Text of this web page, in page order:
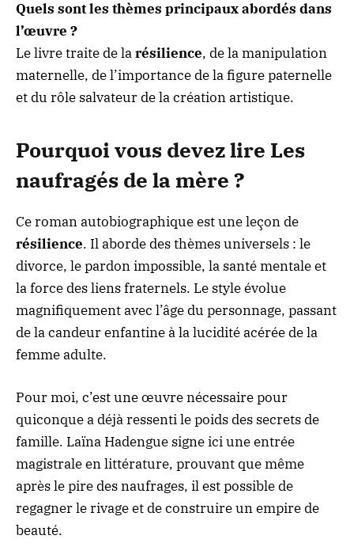
Quels sont les thèmes principaux abordés dans
l’œuvre ?
Le livre traite de larésilience, de la manipulation
maternelle, de l’importance de la figure paternelle
et du rôle salvateur de la création artistique.
Pourquoi vous devez lire Les
naufragés de la mère ?
Ce roman autobiographique est une leçon de
résilience. Il aborde des thèmes universels : le
divorce, le pardon impossible, la santé mentale et
la force des liens fraternels. Le style évolue
magnifiquement avec l’âge du personnage, passant
de la candeur enfantine à la lucidité acérée de la
femme adulte.
Pour moi, c’est une œuvre nécessaire pour
quiconque a déjà ressenti le poids des secrets de
famille. Laïna Hadengue signe ici une entrée
magistrale en littérature, prouvant que même
après le pire des naufrages, il est possible de
regagner le rivage et de construire un empire de
beauté.